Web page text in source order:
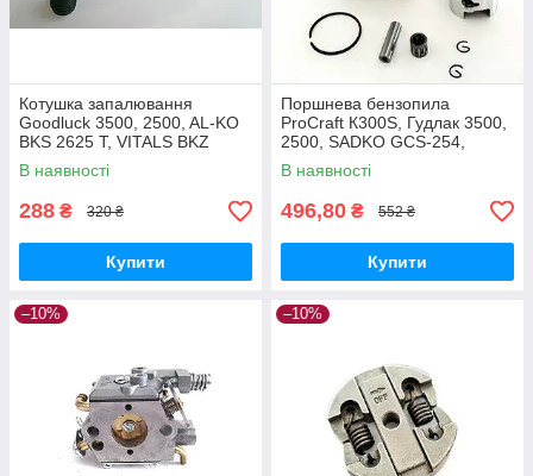
Котушка запалювання
Goodluck 3500, 2500, AL-KO
BKS 2625 T, VITALS BKZ
2509r, SADKO GCS-254,
PATRIOT 2512,
В наявності
288 ₴ 320 ₴
Купити
Поршнева бензопила
ProCraft К300S, Гудлак 3500,
2500, SADKO GCS-254,
VITALS BKZ209r, Білорус
В наявності
496,80 ₴ 552 ₴
Купити
–10% –10%